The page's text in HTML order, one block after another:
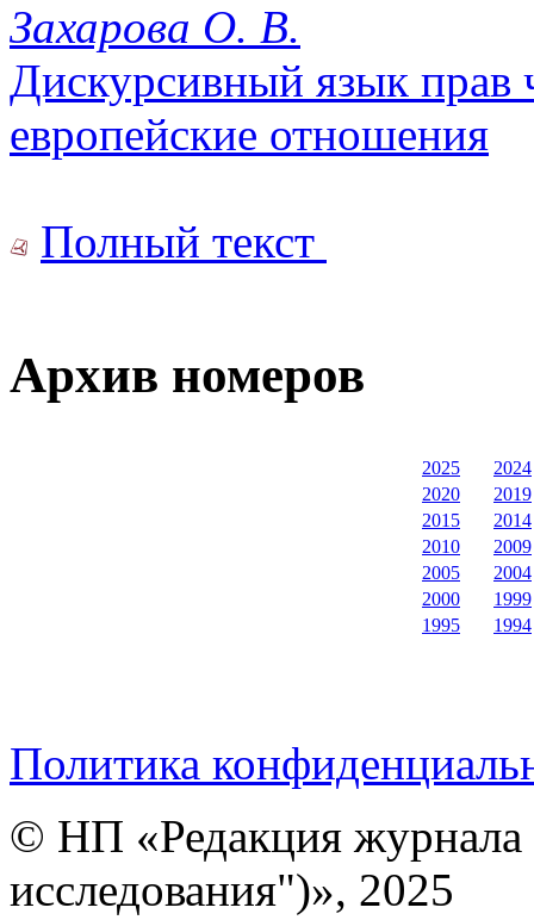
Захарова О. В.
Дискурсивный язык прав
европейские отношения
Полный текст
Архив номеров
2025
2024
2020
2019
2015
2014
2010
2009
2005
2004
2000
1999
1995
1994
Политика
© НП «Редакция
исследования")», 2025